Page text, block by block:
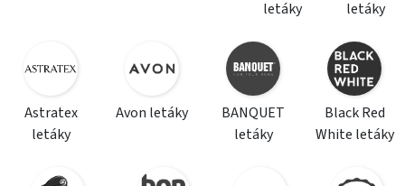
letáky
letáky
Astratex
letáky
Avon letáky
BANQUET
letáky
Black Red
White letáky